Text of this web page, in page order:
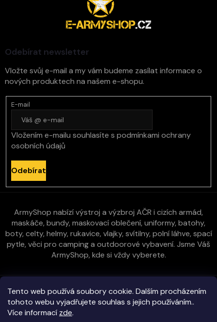
Tento web používá soubory cookie. Dalším procházením
tohoto webu vyjadřujete souhlas s jejich používáním..
Více informací zde.
Odebírat newsletter
Vložte svůj e-mail a my vám budeme zasílat informace o
nových produktech na našem e-shopu.
E-mail
Vložením e-mailu souhlasíte s podmínkami ochrany
osobních údajů
Odebírat
ArmyShop nabízí výstroj a výzbroj AČR i cizích armád,
maskáče, bundy, maskovací oblečení, uniformy, batohy,
boty, celty, helmy, rukavice, vlajky, svítilny, polní láhve, spací
pytle, věci pro camping a outdoorové vybavení. Jsme Váš
ArmyShop, kde si vždy vyberete.
Zákaznická péče
Vše o nákupu